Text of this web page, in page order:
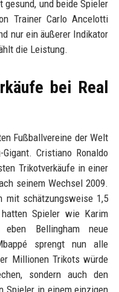
gesund, und beide Spieler
Trainer Carlo Ancelotti
nur ein äußerer Indikator
die Leistung.
bei Real
Fußballvereine der Welt
Cristiano Ronaldo
Trikotverkäufe in einer
seinem Wechsel 2009.
mit schätzungsweise 1,5
Spieler wie Karim
Bellingham neue
sprengt nun alle
Millionen Trikots würde
sondern auch den